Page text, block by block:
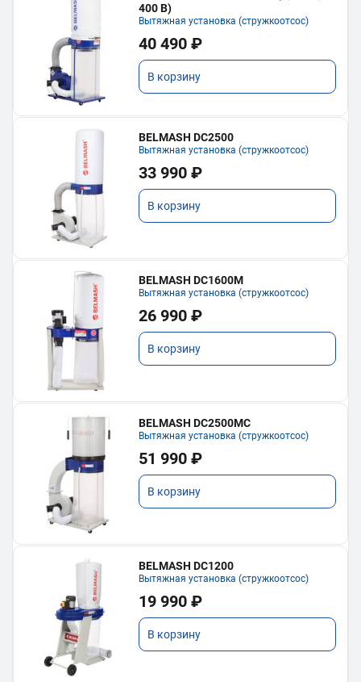
400 В)
Вытяжная установка (стружкоотсос)
40 490 ₽
В корзину
BELMASH DC2500
Вытяжная установка (стружкоотсос)
33 990 ₽
В корзину
BELMASH DC1600M
Вытяжная установка (стружкоотсос)
26 990 ₽
В корзину
BELMASH DC2500MC
Вытяжная установка (стружкоотсос)
51 990 ₽
В корзину
BELMASH DC1200
Вытяжная установка (стружкоотсос)
19 990 ₽
В корзину